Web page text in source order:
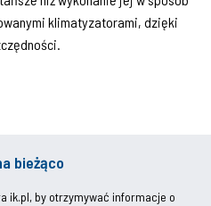
klimatyzatorami, dzięki
bieżąco
ik.pl, by otrzymywać informacje o